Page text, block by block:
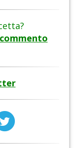
commento